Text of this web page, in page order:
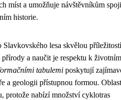
míst a umožňuje návštěvníkům
historie.
lesa skvělou
přírody a naučit je respektu k
tabulemi poskytují
a geologii přístupnou formou.
protože nabízí množství cyklotras